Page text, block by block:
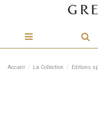
Accueil La Collection Editions